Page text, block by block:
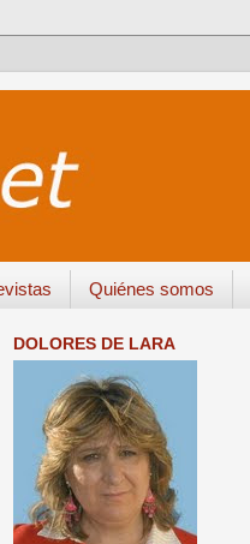
Quiénes somos
DOLORES DE LARA